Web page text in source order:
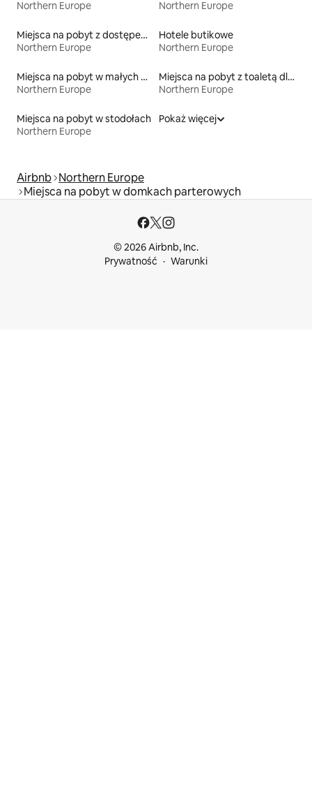
Northern Europe Northern Europe
Miejsca na pobyt z dostępem do jeziora
Northern Europe
Hotele butikowe
Northern Europe
Miejsca na pobyt w małych domkach
Northern Europe
Miejsca na pobyt z toaletą dla osoby z niepełnosprawnością
Northern Europe
Miejsca na pobyt w stodołach
Northern Europe
Pokaż więcej
Airbnb Northern Europe
Miejsca na pobyt w domkach parterowych
© 2026 Airbnb, Inc.
Prywatność
Warunki